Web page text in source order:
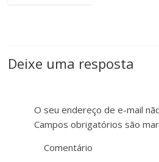
A
rDeixe uma resposta
O seu endereço de e-mail
Campos obrigatórios são
Comentário